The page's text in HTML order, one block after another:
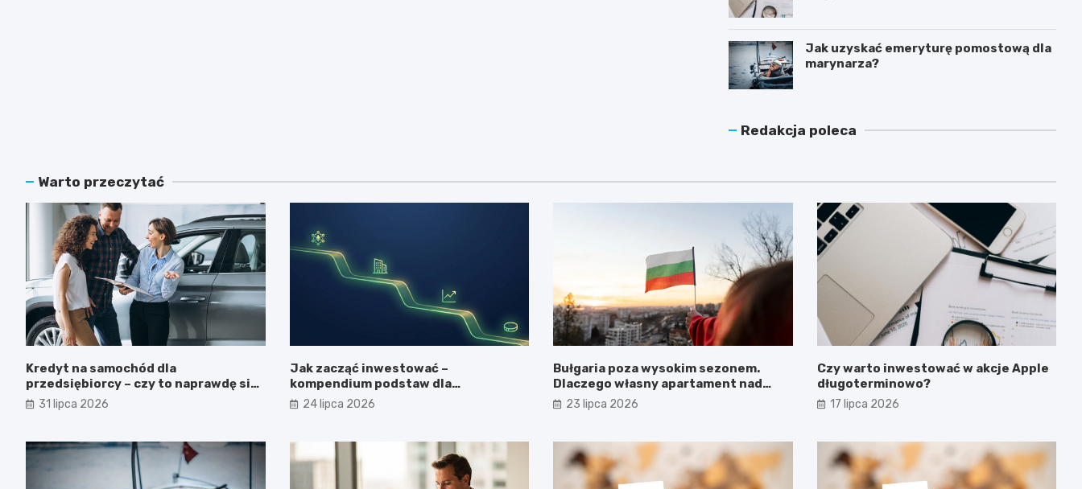
Jak uzyskać emeryturę pomostową dla
marynarza?
Redakcja poleca
Warto przeczytać
Kredyt na samochód dla
przedsiębiorcy – czy to naprawdę się
opłaca?
31 lipca 2026
Jak zacząć inwestować –
kompendium podstaw dla
początkujących
24 lipca 2026
Bułgaria poza wysokim sezonem.
Dlaczego własny apartament nad
Morzem Czarnym opłaca się nie tylko
latem?
23 lipca 2026
Czy warto inwestować w akcje Apple
długoterminowo?
17 lipca 2026